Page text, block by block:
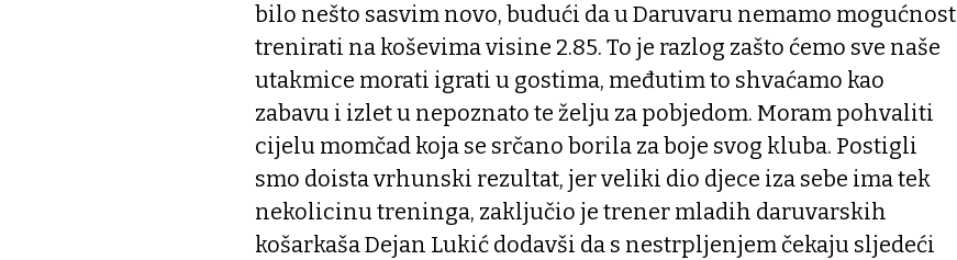
bilo nešto sasvim novo, budući da u Daruvaru nemamo mogućnost
trenirati na koševima visine 2.85. To je razlog zašto ćemo sve naše
utakmice morati igrati u gostima, međutim to shvaćamo kao
zabavu i izlet u nepoznato te želju za pobjedom. Moram pohvaliti
cijelu momčad koja se srčano borila za boje svog kluba. Postigli
smo doista vrhunski rezultat, jer veliki dio djece iza sebe ima tek
nekolicinu treninga, zaključio je trener mladih daruvarskih
košarkaša Dejan Lukić dodavši da s nestrpljenjem čekaju sljedeći